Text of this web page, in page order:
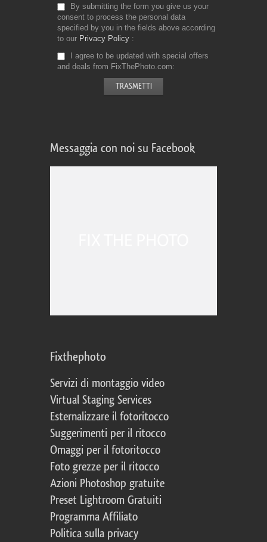
By submitting the form you give us your
consent to process the personal data
specified by you in the fields above according
to our Privacy Policy
I agree to be updated with special offers
and deals from FixThePhoto.com
Messaggia con noi su Facebook
Fixthephoto
Servizi di montaggio video
Virtual Staging Services
Esternalizzare il fotoritocco
Suggerimenti per il ritocco
Omaggi per il fotoritocco
Foto grezze per il ritocco
Azioni Photoshop gratuite
Preset Lightroom Gratuiti
Programma Affiliato
Politica sulla privacy